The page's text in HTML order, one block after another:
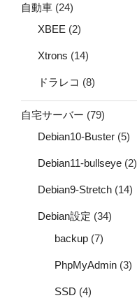
自動車 (24)
XBEE (2)
Xtrons (14)
ドラレコ (8)
自宅サーバー (79)
Debian10-Buster (5)
Debian11-bullseye (2)
Debian9-Stretch (14)
Debian設定 (34)
backup (7)
PhpMyAdmin (3)
SSD (4)